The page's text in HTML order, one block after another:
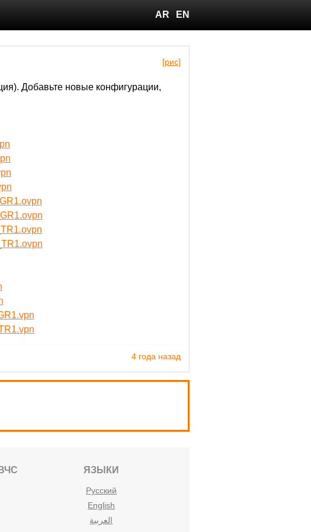
AR EN
[рис]
Добавьте новые конфигурации,
4 года назад
ЯЗЫКИ
Русский
English
العربية